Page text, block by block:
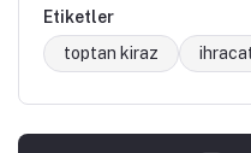
Etiketler
toptan kiraz